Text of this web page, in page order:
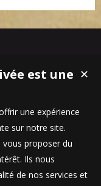
✕
est une
une expérience
sur notre site.
proposer du
Ils nous
de nos services et